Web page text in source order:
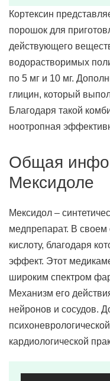
Кортексин
порошок для
действующего
водорастворимых
по 5 мг и 10 мг.
глицин, который
Благодаря такой
ноотропная
Общая
Мексидоле
Мексидол –
медпрепарат. В своем
кислоту, благодаря
эффект. Этот
широким спектром
Механизм его
нейронов и сосудов.
кардиологической